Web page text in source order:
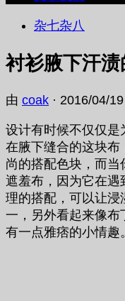
杂七杂八
衬衫腋下汗
由 coak · 2016/04/19
设计有时候不仅仅
在腋下缝合的这块
尚的搭配色块，而
遮羞布，因为它在遇
理的搭配，可以让
一，另外看起来像布
有一点雅痞的小情趣。